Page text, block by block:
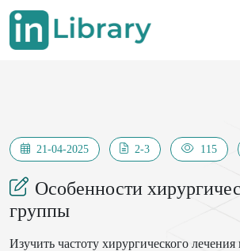
21-04-2025 2-3 115
Особенности
группы
Изучить частоту хирургического